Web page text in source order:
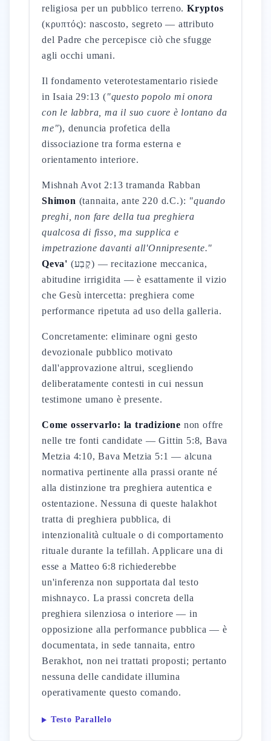
religiosa per un pubblico terreno.Kryptos
(κρυπτός): nascosto, segreto — attributo
del Padre che percepisce ciò che sfugge
agli occhi umani.
Il fondamento veterotestamentario risiede
in Isaia 29:13 ("questo popolo mi onora
con le labbra, ma il suo cuore è lontano da
me"), denuncia profetica della
dissociazione tra forma esterna e
orientamento interiore.
Mishnah Avot 2:13 tramanda Rabban
Shimon (tannaita, ante 220 d.C.): "quando
preghi, non fare della tua preghiera
qualcosa di fisso, ma supplica e
impetrazione davanti all'Onnipresente."
Qeva' (קֶבַע) — recitazione meccanica,
abitudine irrigidita — è esattamente il vizio
che Gesù intercetta: preghiera come
performance ripetuta ad uso della galleria.
Concretamente: eliminare ogni gesto
devozionale pubblico motivato
dall'approvazione altrui, scegliendo
deliberatamente contesti in cui nessun
testimone umano è presente.
Come osservarlo: la tradizione non offre
nelle tre fonti candidate — Gittin 5:8, Bava
Metzia 4:10, Bava Metzia 5:1 — alcuna
normativa pertinente alla prassi orante né
alla distinzione tra preghiera autentica e
ostentazione. Nessuna di queste halakhot
tratta di preghiera pubblica, di
intenzionalità cultuale o di comportamento
rituale durante la tefillah. Applicare una di
esse a Matteo 6:8 richiederebbe
un'inferenza non supportata dal testo
mishnayco. La prassi concreta della
preghiera silenziosa o interiore — in
opposizione alla performance pubblica — è
documentata, in sede tannaita, entro
Berakhot, non nei trattati proposti; pertanto
nessuna delle candidate illumina
operativamente questo comando.
Testo Parallelo